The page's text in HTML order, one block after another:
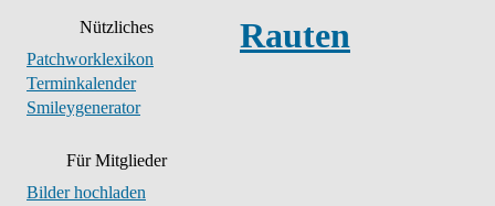
Nützliches
Patchworklexikon
Terminkalender
Smileygenerator
Für Mitglieder
Bilder hochladen
Rauten